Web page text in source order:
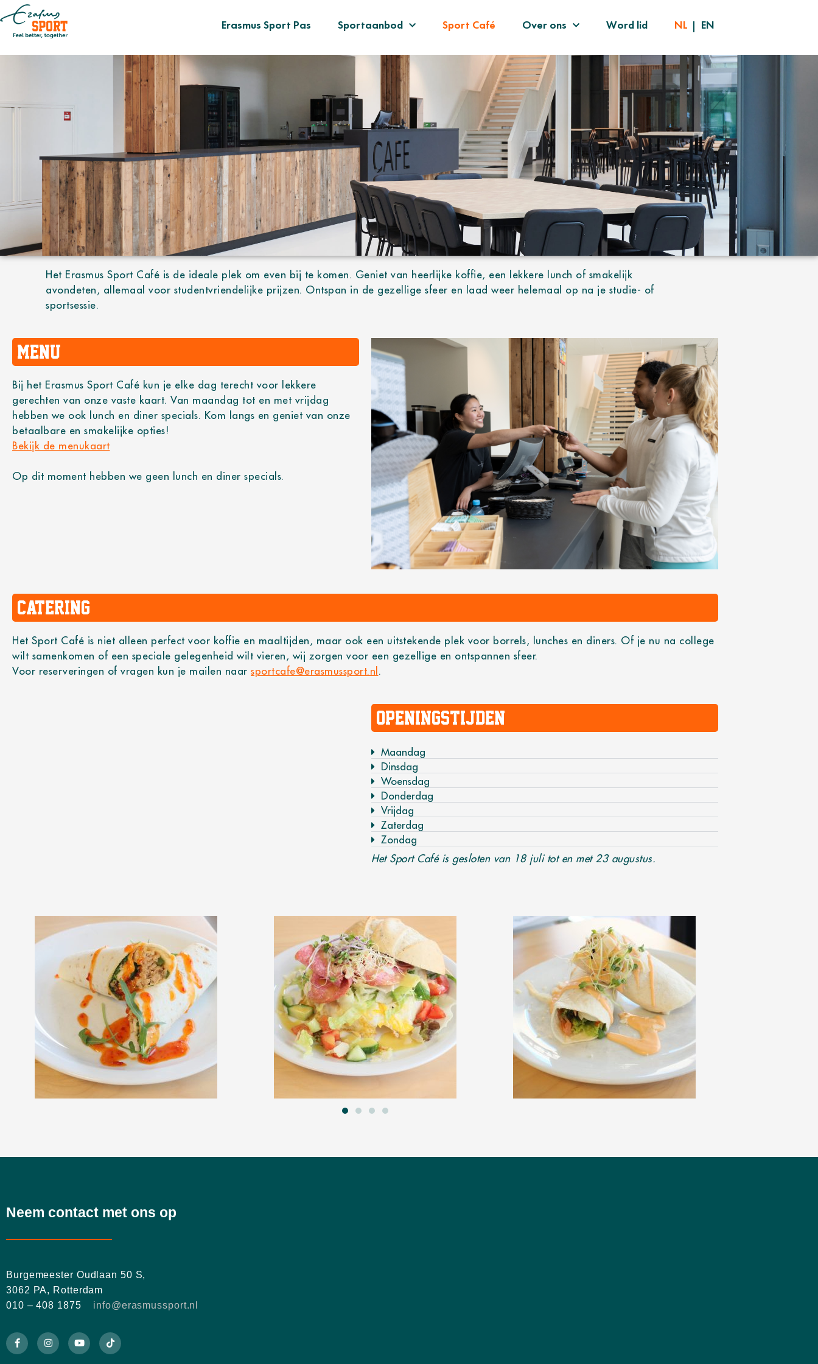
Erasmus Sport Pas Sportaanbod Sport Café Over ons Word lid NL EN
ERASMUS
SPORT CAFE
Het Erasmus Sport Café is de ideale plek om even bij te komen. Geniet van heerlijke koffie, een lekkere lunch of smakelijk
avondeten, allemaal voor studentvriendelijke prijzen. Ontspan in de gezellige sfeer en laad weer helemaal op na je studie- of
sportsessie.
Menu
Bij het Erasmus Sport Café kun je elke dag terecht voor lekkere
gerechten van onze vaste kaart. Van maandag tot en met vrijdag
hebben we ook lunch en diner specials. Kom langs en geniet van onze
betaalbare en smakelijke opties!
Bekijk de menukaart
Op dit moment hebben we geen lunch en diner specials.
Catering
Het Sport Café is niet alleen perfect voor koffie en maaltijden, maar ook een uitstekende plek voor borrels, lunches en diners. Of je nu na college
wilt samenkomen of een speciale gelegenheid wilt vieren, wij zorgen voor een gezellige en ontspannen sfeer.
Voor reserveringen of vragen kun je mailen naar sportcafe@erasmussport.nl .
Openingstijden
Maandag
Dinsdag
Woensdag
Donderdag
Vrijdag
Zaterdag
Zondag
Het Sport Café is gesloten van 18 juli tot en met 23 augustus.
Neem contact met ons op
Burgemeester Oudlaan 50 S,
3062 PA, Rotterdam
010 – 408 1875 info@erasmussport.nl